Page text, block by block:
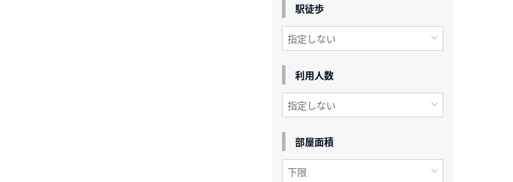
駅徒歩
利用人数
部屋面積